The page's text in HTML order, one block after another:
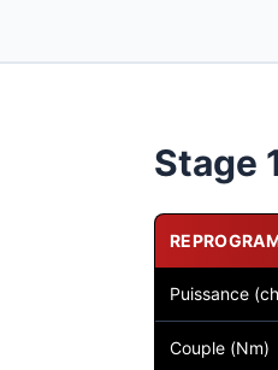
Stage
Puissance
Couple (Nm)